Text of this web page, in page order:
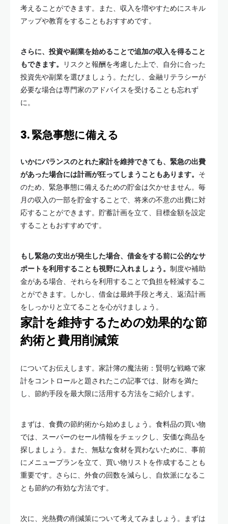
考えることができます。また、収入を増やすためにスキル
アップや教育をすることもおすすめです。
さらに、投資や副業を始めることで追加の収入を得ること
もできます。 リスクと報酬を考慮した上で、自分に合った
投資先や副業を選びましょう。ただし、金融リテラシーが
必要な場合は専門家のアドバイスを受けることも忘れず
に。
3. 緊急事態に備える
いかにバランスのとれた家計を維持できても、緊急の出費
があった場合には計画が狂ってしまうこともあります。 そ
のため、緊急事態に備えるための貯金は欠かせません。毎
月の収入の一部を貯金することで、将来の不意の出費に対
応することができます。貯蓄計画を立て、目標金額を設定
することもおすすめです。
もし緊急の支出が発生した場合、借金をする前に公的なサ
ポートを利用することも視野に入れましょう。 制度や補助
金がある場合、それらを利用することで負担を軽減するこ
とができます。しかし、借金は最終手段と考え、返済計画
をしっかりと立てることを心がけましょう。
家計を維持するための効果的な節
約術と費用削減策
についてお伝えします。家計簿の魔法術：賢明な戦略で家
計をコントロールと題されたこの記事では、財布を満た
し、節約手段を最大限に活用する方法をご紹介します。
まずは、食費の節約術から始めましょう。食料品の買い物
では、スーパーのセール情報をチェックし、安価な商品を
探しましょう。また、無駄な食材を買わないために、事前
にメニュープランを立て、買い物リストを作成することも
重要です。さらに、外食の回数を減らし、自炊派になるこ
とも節約の有効な方法です。
次に、光熱費の削減策について考えてみましょう。まずは